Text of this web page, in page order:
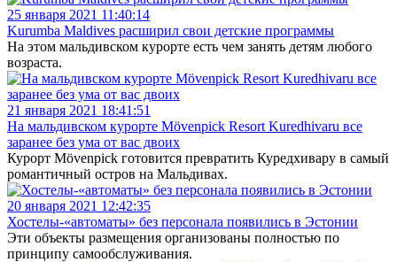
25 января 2021 11:40:14
Kurumba Maldives расширил свои детские программы
На этом мальдивском курорте есть чем занять детям любого
возраста.
21 января 2021 18:41:51
На мальдивском курорте Mövenpick Resort Kuredhivaru все
заранее без ума от вас двоих
Курорт Mövenpick готовится превратить Куредхивару в самый
романтичный остров на Мальдивах.
20 января 2021 12:42:35
Хостелы-«автоматы» без персонала появились в Эстонии
Эти объекты размещения организованы полностью по
принципу самообслуживания.